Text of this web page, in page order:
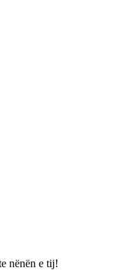
nënën e tij!